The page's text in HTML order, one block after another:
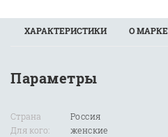
ХАРАКТЕРИСТИКИ О МАРКЕ
Параметры
Страна
Для кого:
Россия
женские